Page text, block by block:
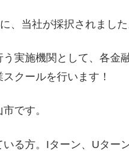
、当社が採択されました
実施機関として、各金
クールを行います！
です。
る方。Iターン、Uター